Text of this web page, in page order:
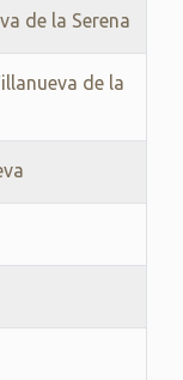
de la Serena
de la